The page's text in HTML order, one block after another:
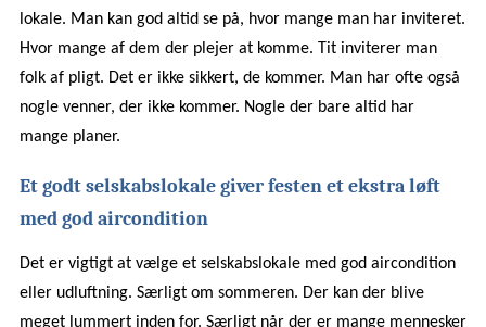
lokale. Man kan god altid se på, hvor mange man har inviteret.
Hvor mange af dem der plejer at komme. Tit inviterer man
folk af pligt. Det er ikke sikkert, de kommer. Man har ofte også
nogle venner, der ikke kommer. Nogle der bare altid har
mange planer.
Et godt selskabslokale giver festen et ekstra løft
med god aircondition
Det er vigtigt at vælge et selskabslokale med god aircondition
eller udluftning. Særligt om sommeren. Der kan der blive
meget lummert inden for. Særligt når der er mange mennesker